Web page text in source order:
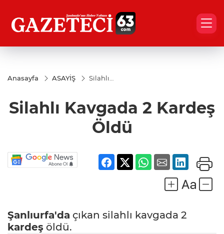
Anasayfa ASAYİŞ
Silahlı
Silahlı Kavgada 2 Kardeş
Öldü
Şanlıurfa'da çıkan silahlı kavgada 2
kardeş öldü.